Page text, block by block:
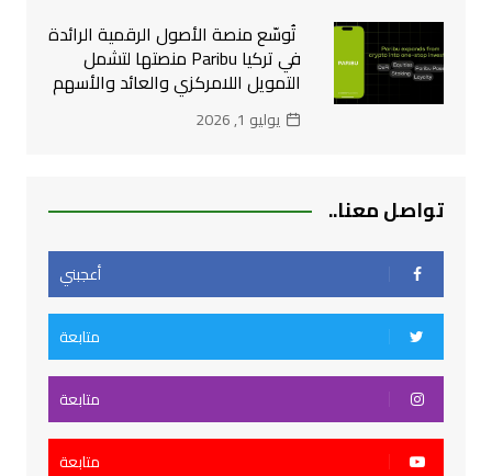
تُوسّع منصة الأصول الرقمية الرائدة
في تركيا Paribu منصتها لتشمل
التمويل اللامركزي والعائد والأسهم
يوليو 1, 2026
تواصل معنا..
أعجبني
متابعة
متابعة
متابعة